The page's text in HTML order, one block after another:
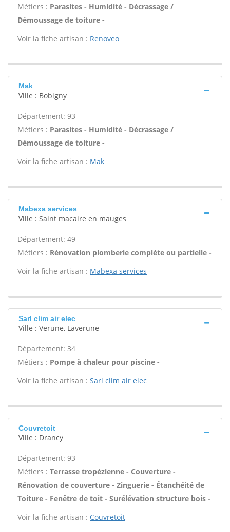
Métiers : Parasites - Humidité - Décrassage /
Démoussage de toiture -
Voir la fiche artisan : Renoveo
Mak
Ville : Bobigny
Département: 93
Métiers : Parasites - Humidité - Décrassage /
Démoussage de toiture -
Voir la fiche artisan : Mak
Mabexa services
Ville : Saint macaire en mauges
Département: 49
Métiers : Rénovation plomberie complète ou partielle -
Voir la fiche artisan : Mabexa services
Sarl clim air elec
Ville : Verune, Laverune
Département: 34
Métiers : Pompe à chaleur pour piscine -
Voir la fiche artisan : Sarl clim air elec
Couvretoit
Ville : Drancy
Département: 93
Métiers : Terrasse tropézienne - Couverture -
Rénovation de couverture - Zinguerie - Étanchéité de
Toiture - Fenêtre de toit - Surélévation structure bois -
Voir la fiche artisan : Couvretoit